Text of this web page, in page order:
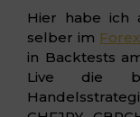
Hier habe ich
selber im
in Backtests
Live die